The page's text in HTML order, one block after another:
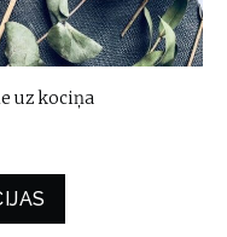
uz kociņa